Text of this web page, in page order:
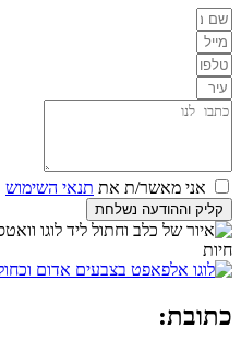
אני מאשר/ת את תנאי השימוש
קליק וההודעה נשלחת
כתובת: